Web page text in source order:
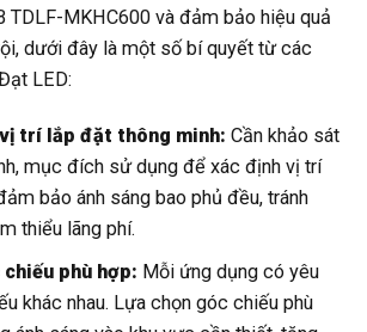
TDLF-MKHC600 và đảm bảo hiệu quả
dưới đây là một số bí quyết từ các
LED:
vị trí lắp đặt thông minh: Cần khảo sát
mục đích sử dụng để xác định vị trí
bảo ánh sáng bao phủ đều, tránh
thiểu lãng phí.
phù hợp: Mỗi ứng dụng có yêu
khác nhau. Lựa chọn góc chiếu phù